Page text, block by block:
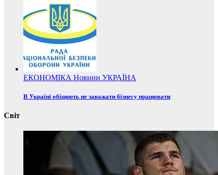
ЕКОНОМІКА Новини УКРАЇНА
В Україні обіцяють не заважати бізнесу працювати
Світ